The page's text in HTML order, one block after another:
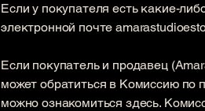
Если у покупателя есть какие-
электронной почте
Если покупатель и продавец
может обратиться в Комиссию по
можно ознакомиться здесь.